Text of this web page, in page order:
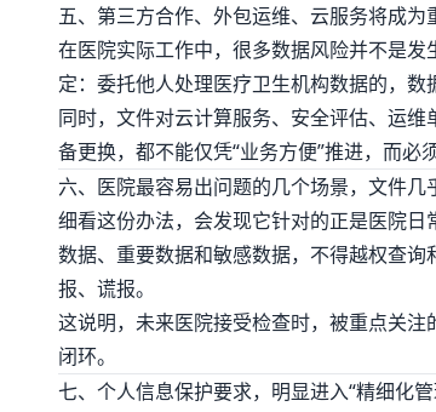
五、第三方合作、外包运维、云服务将成为
在医院实际工作中，很多数据风险并不是
定：委托他人处理医疗卫生机构数据的，
同时，文件对云计算服务、安全评估、运
备更换，都不能仅凭“业务方便”推进，而必
六、医院最容易出问题的几个场景，文件几
细看这份办法，会发现它针对的正是医院
数据、重要数据和敏感数据，不得越权查
报、谎报。
这说明，未来医院接受检查时，被重点关
闭环。
七、个人信息保护要求，明显进入“精细化